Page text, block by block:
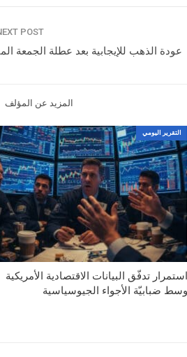
POST
عودة الذهب للإيجابية بعد عطلة الجمعة
المزيد عن المؤلف
التقرير اليومي
استمرار تدفّق البيانات الاقتصادية الأمريكية
وسط ضبابيّة الأجواء الجيوسياسية